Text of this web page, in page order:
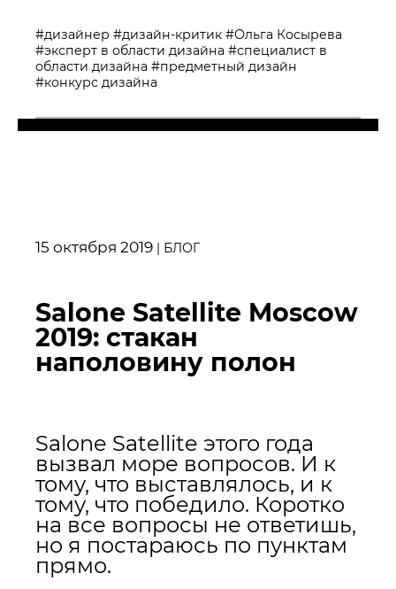
#дизайнер #дизайн-критик #Ольга Косырева
#эксперт в области дизайна #специалист в
области дизайна #предметный дизайн
#конкурс дизайна
15 октября 2019 | БЛОГ
Salone Satellite Moscow
2019: стакан
наполовину полон
Salone Satellite этого года
вызвал море вопросов. И к
тому, что выставлялось, и к
тому, что победило. Коротко
на все вопросы не ответишь,
но я постараюсь по пунктам
прямо.